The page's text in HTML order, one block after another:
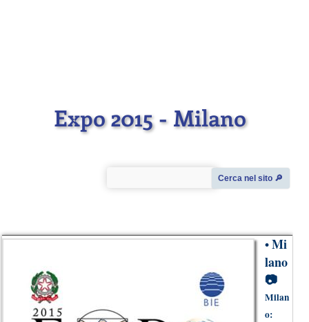
Expo 2015 - Milano
Cerca nel sito 🔎︎
•Mi
lano
📷
Milan
o: